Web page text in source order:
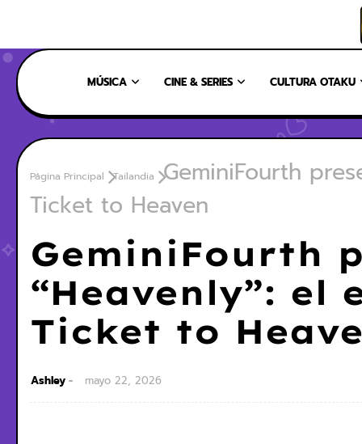
MÚSICA CINE & SERIES CULTURA OTAKU
Página Principal Tailandia
GeminiFourth
Ticket to Heaven
GeminiFourth
“Heavenly”: el
Ticket to
Ashley mayo 22, 2026